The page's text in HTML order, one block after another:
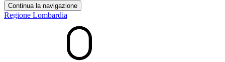
Continua la navigazione
Regione Lombardia